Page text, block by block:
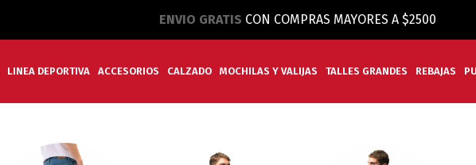
ENVIO GRATIS CON COMPRAS MAYORES A $2500
LINEA DEPORTIVA ACCESORIOS CALZADO MOCHILAS Y VALIJAS TALLES GRANDES REBAJAS